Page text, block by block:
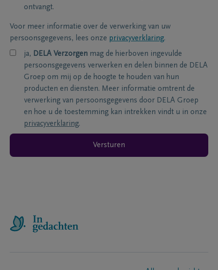
ontvangt.
Voor meer informatie over de verwerking van uw
persoonsgegevens, lees onze privacyverklaring.
ja, DELA Verzorgen mag de hierboven ingevulde
persoonsgegevens verwerken en delen binnen de DELA
Groep om mij op de hoogte te houden van hun
producten en diensten. Meer informatie omtrent de
verwerking van persoonsgegevens door DELA Groep
en hoe u de toestemming kan intrekken vindt u in onze
privacyverklaring.
Versturen